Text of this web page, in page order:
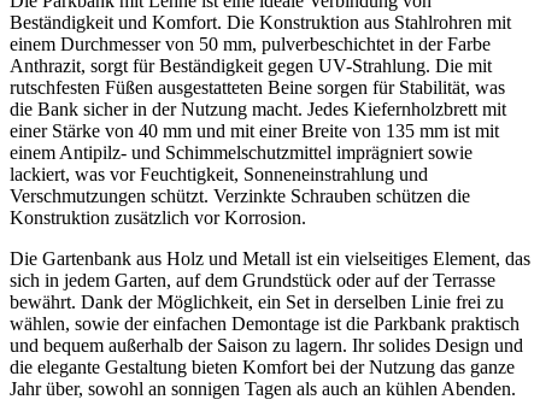
Beständigkeit und Komfort. Die Konstruktion aus Stahlrohren mit
einem Durchmesser von 50 mm, pulverbeschichtet in der Farbe
Anthrazit, sorgt für Beständigkeit gegen UV-Strahlung. Die mit
rutschfesten Füßen ausgestatteten Beine sorgen für Stabilität, was
die Bank sicher in der Nutzung macht. Jedes Kiefernholzbrett mit
einer Stärke von 40 mm und mit einer Breite von 135 mm ist mit
einem Antipilz- und Schimmelschutzmittel imprägniert sowie
lackiert, was vor Feuchtigkeit, Sonneneinstrahlung und
Verschmutzungen schützt. Verzinkte Schrauben schützen die
Konstruktion zusätzlich vor Korrosion.
Die Gartenbank aus Holz und Metall ist ein vielseitiges Element, das
sich in jedem Garten, auf dem Grundstück oder auf der Terrasse
bewährt. Dank der Möglichkeit, ein Set in derselben Linie frei zu
wählen, sowie der einfachen Demontage ist die Parkbank praktisch
und bequem außerhalb der Saison zu lagern. Ihr solides Design und
die elegante Gestaltung bieten Komfort bei der Nutzung das ganze
Jahr über, sowohl an sonnigen Tagen als auch an kühlen Abenden.